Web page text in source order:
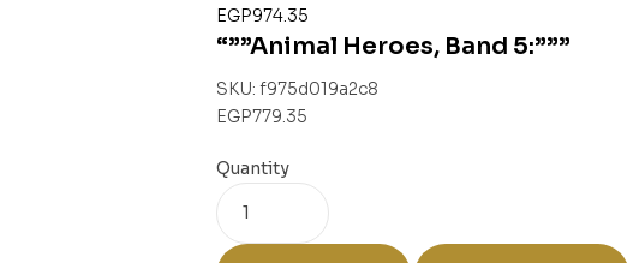
EGP974.35
“””Animal Heroes, Band 5:”””
SKU: f975d019a2c8
EGP779.35
Quantity